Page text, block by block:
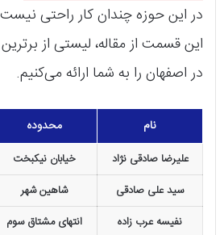
در این حوزه چندان کار راحتی
این قسمت از مقاله، لیستی از
در اصفهان را به شما ارائه می‌کنیم.
نام محدوده
علیرضا صادقی نژاد خيابان نیکبخت
سید علی صادقی
شاهین شهر
نفیسه عرب زاده
انتهای مشتاق سوم